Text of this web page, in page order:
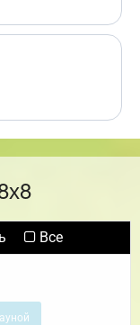
Все